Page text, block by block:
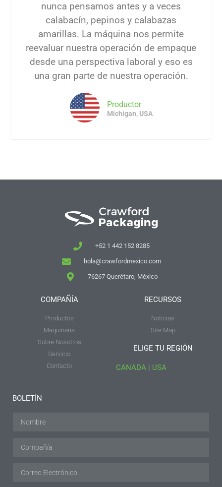
nunca pensamos antes y a veces
calabacín, pepinos y calabazas
amarillas. La máquina nos permite
reevaluar nuestra operación de empaque
desde una perspectiva laboral y eso es
una gran parte de nuestra operación.
Productor
Michigan, USA
+52 1 442 152 8285
hola@crawfordmexico.com
76267 Querétaro, México
COMPAÑÍA
Productos
Maquinaria
Sobre Nosotros
Servicio
Contacto
RECURSOS
Noticias
Site Map
ELIGE TU REGIÓN
CANADA | USA
BOLETÍN